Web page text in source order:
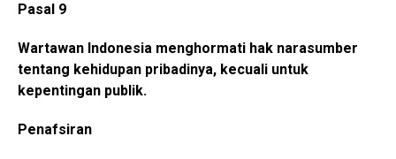
Pasal 9
Wartawan Indonesia menghormati hak narasumber
tentang kehidupan pribadinya, kecuali untuk
kepentingan publik.
Penafsiran